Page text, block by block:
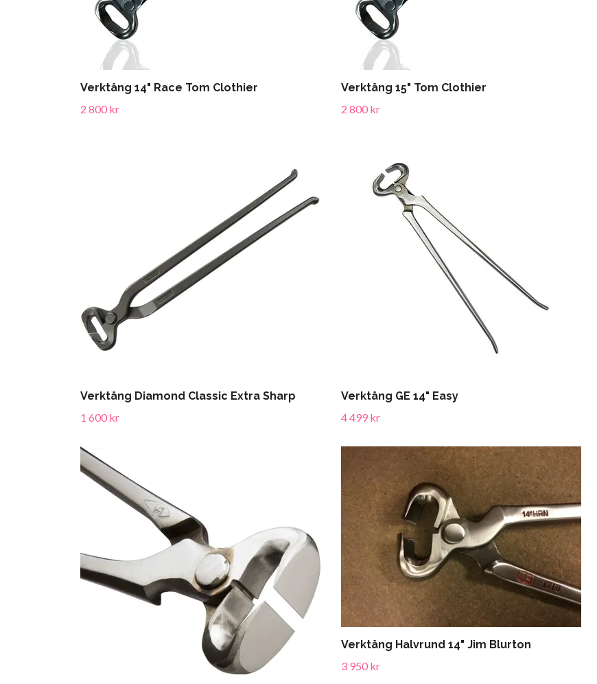
Verktång 14" Race Tom Clothier
2 800 kr
Verktång 15" Tom Clothier
2 800 kr
Verktång Diamond Classic Extra Sharp
1 600 kr
Verktång GE 14" Easy
4 499 kr
Verktång Halvrund 14" Jim Blurton
3 950 kr